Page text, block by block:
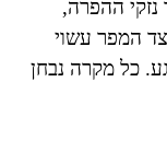
נזקי ההפרה,
המפר עשוי
כל מקרה נבחן